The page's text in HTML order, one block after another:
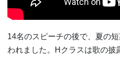
14名のスピーチの後で、夏の
われました。Hクラスは歌の披